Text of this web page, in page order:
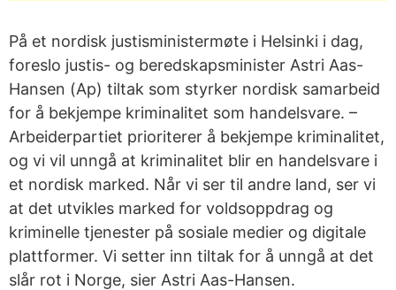
På et nordisk justisministermøte i Helsinki i dag,
foreslo justis- og beredskapsminister Astri Aas-
Hansen (Ap) tiltak som styrker nordisk samarbeid
for å bekjempe kriminalitet som handelsvare. –
Arbeiderpartiet prioriterer å bekjempe kriminalitet,
og vi vil unngå at kriminalitet blir en handelsvare i
et nordisk marked. Når vi ser til andre land, ser vi
at det utvikles marked for voldsoppdrag og
kriminelle tjenester på sosiale medier og digitale
plattformer. Vi setter inn tiltak for å unngå at det
slår rot i Norge, sier Astri Aas-Hansen.